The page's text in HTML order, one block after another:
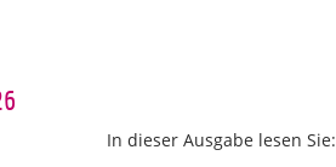
In dieser Ausgabe lesen Sie: